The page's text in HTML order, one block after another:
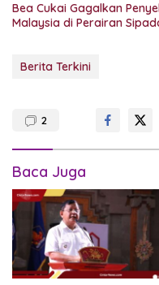
Bea Cukai Gagalkan
Malaysia di Perairan
Berita Terkini
2
Baca Juga